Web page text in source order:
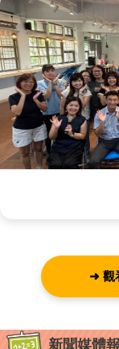
➜ 觀
新聞媒體